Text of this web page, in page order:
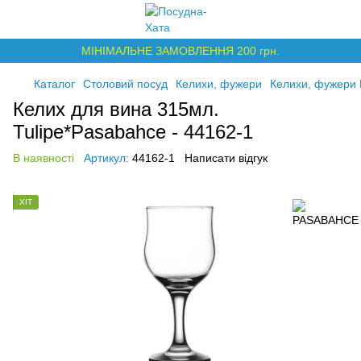
МІНІМАЛЬНЕ ЗАМОВЛЕННЯ 200 грн.
Каталог Столовий посуд Келихи, фужери Келихи, фужери
Келих для вина 315мл.
Tulipe*Pasabahce - 44162-1
В наявності Артикул: 44162-1 Написати відгук
ХІТ